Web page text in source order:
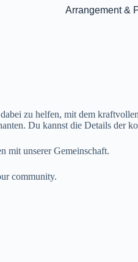
Arrangement &
zu helfen, mit dem
Du kannst die Details der
mit unserer Gemeinschaft.
community.